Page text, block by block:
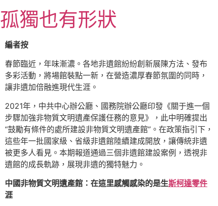
至
主
要
容
孤獨也有形狀
編者按
春節臨近，年味漸濃。各地非遺館紛紛創新展陳方法、發布
多彩活動，將場館裝點一新，在營造濃厚春節氛圍的同時，
讓非遺加倍融進現代生涯。
2021年，中共中心辦公廳、國務院辦公廳印發《關于進一個
步驟加強非物質文明遺產保護任務的意見》，此中明確提出
“鼓勵有條件的處所建設非物質文明遺產館”。在政策指引下，
這些年一批國家級、省級非遺館陸續建成開放，讓傳統非遺
被更多人看見。本期報道通過三個非遺館建設案例，透視非
遺館的成長軌跡，展現非遺的獨特魅力。
中國非物質文明遺產館：在這里感觸感染的是生斯柯達零件
涯